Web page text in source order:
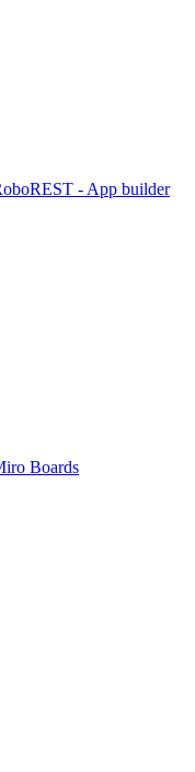
- App builder
Boards